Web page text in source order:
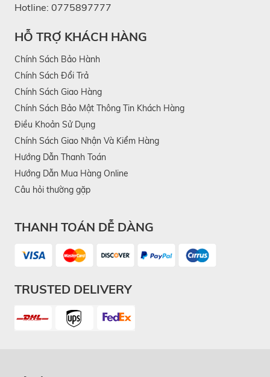
Hotline: 0775897777
HỖ TRỢ KHÁCH HÀNG
Chính Sách Bảo Hành
Chính Sách Đổi Trả
Chính Sách Giao Hàng
Chính Sách Bảo Mật Thông Tin Khách Hàng
Điều Khoản Sử Dụng
Chính Sách Giao Nhận Và Kiểm Hàng
Hướng Dẫn Thanh Toán
Hướng Dẫn Mua Hàng Online
Câu hỏi thường gặp
THANH TOÁN DỄ DÀNG
TRUSTED DELIVERY